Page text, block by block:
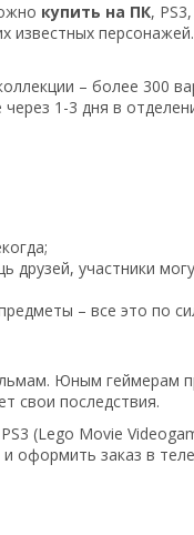
купить на ПК,
известных
– более 300
1-3 дня в
друзей, участники
– все это по
Юным геймерам
свои последствия.
(Lego Movie
оформить заказ в